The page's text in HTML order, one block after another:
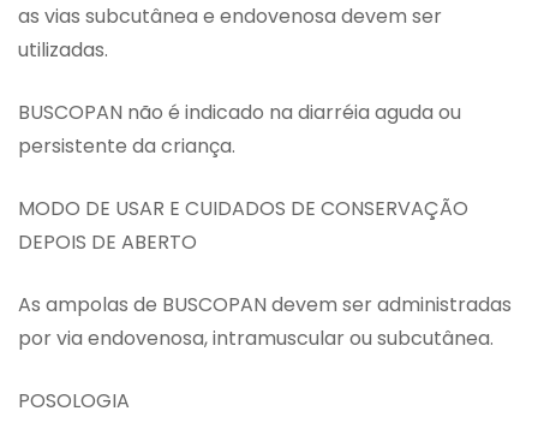
as vias subcutânea e endovenosa devem ser
utilizadas.
BUSCOPAN não é indicado na diarréia aguda ou
persistente da criança.
MODO DE USAR E CUIDADOS DE CONSERVAÇÃO
DEPOIS DE ABERTO
As ampolas de BUSCOPAN devem ser administradas
por via endovenosa, intramuscular ou subcutânea.
POSOLOGIA